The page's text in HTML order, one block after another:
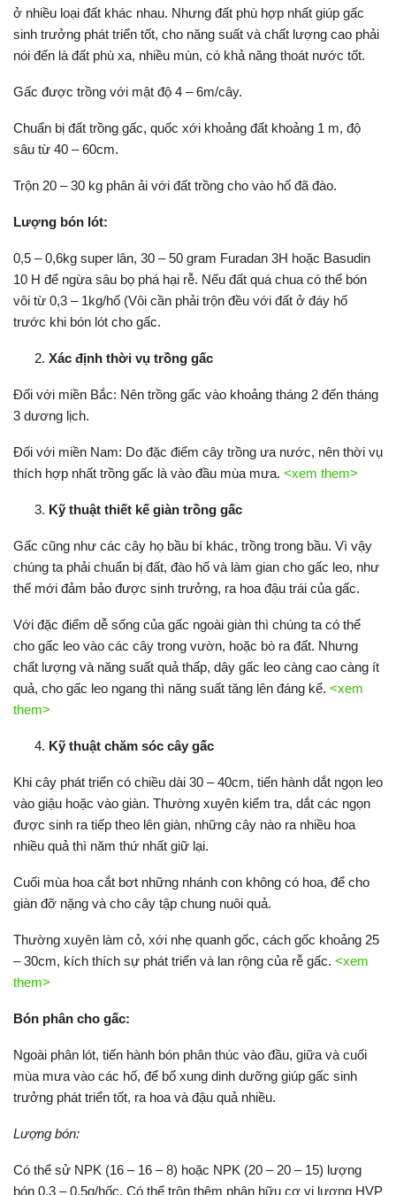
ở nhiều loại đất khác nhau. Nhưng đất phù hợp nhất giúp gấc
sinh trưởng phát triển tốt, cho năng suất và chất lượng cao phải
nói đến là đất phù xa, nhiều mùn, có khả năng thoát nước tốt.
Gấc được trồng với mật độ 4 – 6m/cây.
Chuẩn bị đất trồng gấc, quốc xới khoảng đất khoảng 1 m, độ
sâu từ 40 – 60cm.
Trộn 20 – 30 kg phân ải với đất trồng cho vào hố đã đào.
Lượng bón lót:
0,5 – 0,6kg super lân, 30 – 50 gram Furadan 3H hoặc Basudin
10 H để ngừa sâu bọ phá hại rễ. Nếu đất quá chua có thể bón
vôi từ 0,3 – 1kg/hố (Vôi cần phải trộn đều với đất ở đáy hố
trước khi bón lót cho gấc.
Xác định thời vụ trồng gấc
Đối với miền Bắc: Nên trồng gấc vào khoảng tháng 2 đến tháng
3 dương lịch.
Đối với miền Nam: Do đặc điểm cây trồng ưa nước, nên thời vụ
thích hợp nhất trồng gấc là vào đầu mùa mưa. <xem them>
Kỹ thuật thiết kế giàn trồng gấc
Gấc cũng như các cây họ bầu bí khác, trồng trong bầu. Vì vậy
chúng ta phải chuẩn bị đất, đào hố và làm gian cho gấc leo, như
thế mới đảm bảo được sinh trưởng, ra hoa đậu trái của gấc.
Với đặc điểm dễ sống của gấc ngoài giàn thì chúng ta có thể
cho gấc leo vào các cây trong vườn, hoặc bò ra đất. Nhưng
chất lượng và năng suất quả thấp, dây gấc leo càng cao càng ít
quả, cho gấc leo ngang thì năng suất tăng lên đáng kể. <xem
them>
Kỹ thuật chăm sóc cây gấc
Khi cây phát triển có chiều dài 30 – 40cm, tiến hành dắt ngọn leo
vào giậu hoặc vào giàn. Thường xuyên kiểm tra, dắt các ngọn
được sinh ra tiếp theo lên giàn, những cây nào ra nhiều hoa
nhiều quả thì năm thứ nhất giữ lại.
Cuối mùa hoa cắt bơt những nhánh con không có hoa, để cho
giàn đỡ nặng và cho cây tập chung nuôi quả.
Thường xuyên làm cỏ, xới nhẹ quanh gốc, cách gốc khoảng 25
– 30cm, kích thích sự phát triển và lan rộng của rễ gấc. <xem
them>
Bón phân cho gấc:
Ngoài phân lót, tiến hành bón phân thúc vào đầu, giữa và cuối
mùa mưa vào các hố, để bổ xung dinh dưỡng giúp gấc sinh
trưởng phát triển tốt, ra hoa và đậu quả nhiều.
Lượng bón:
Có thể sử NPK (16 – 16 – 8) hoặc NPK (20 – 20 – 15) lượng
bón 0,3 – 0,5g/hốc. Có thể trộn thêm phân hữu cơ vi lượng HVP